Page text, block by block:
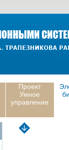
Проект
Умное
управление